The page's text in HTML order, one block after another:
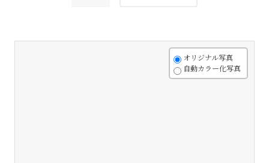
オリジナル写真
自動カラー化写真